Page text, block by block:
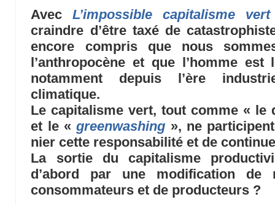
AvecL’impossible capitalisme vert
craindre d’être taxé de
encore compris que nous
l’anthropocène et que l’homme
notamment depuis l’ère
climatique.
Le capitalisme vert, tout comme « le
et le «greenwashing », ne
nier cette responsabilité et de
La sortie du capitalisme
d’abord par une modification de
consommateurs et de producteurs ?